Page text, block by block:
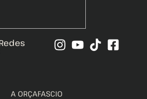
A ORÇAFASCIO